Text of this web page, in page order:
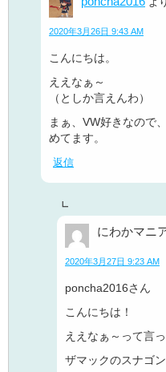
2020年3月26日 9:43 AM
こんにちは。
ええなぁ～
（としか言えんわ）
まぁ、VW好きなので
めてます。
返信
にわかマニ
2020年3月27日 9:23 AM
poncha2016さん
こんにちは！
ええなぁ～って言
ザマックのスナゴ